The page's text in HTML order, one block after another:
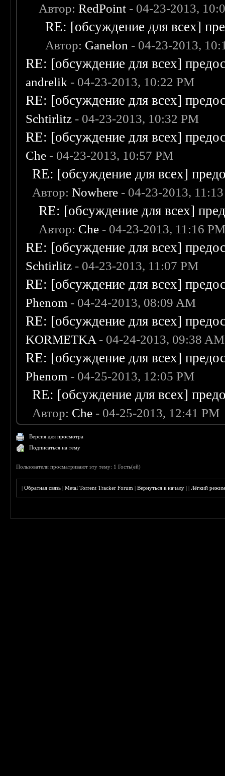
Автор:RedPoint - 04-23-2013,
RE: [обсуждение для всех]
Автор: Ganelon - 04-23-2013,
RE: [обсуждение для всех]
andrelik - 04-23-2013, 10:22 PM
RE: [обсуждение для всех]
Schtirlitz - 04-23-2013, 10:32 PM
RE: [обсуждение для всех]
Che - 04-23-2013, 10:57 PM
RE: [обсуждение для всех]
Автор:Nowhere - 04-23-2013,
RE: [обсуждение для всех]
Автор: Che - 04-23-2013, 11:16
RE: [обсуждение для всех]
Schtirlitz - 04-23-2013, 11:07 PM
RE: [обсуждение для всех]
Phenom - 04-24-2013, 08:09 AM
RE: [обсуждение для всех]
KORMETKA - 04-24-2013, 09:38 AM
RE: [обсуждение для всех]
Phenom - 04-25-2013, 12:05 PM
RE: [обсуждение для всех]
Автор: Che - 04-25-2013, 12:41 PM
Версия для просмотра
Подписаться на тему
Пользователи просматривают эту тему: 1 Гость(ей)
|Обратная связь |Metal Torrent Tracker Forum |Вернуться к началу ||Лёгкий